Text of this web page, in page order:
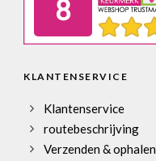
KLANTENSERVICE
Klantenservice
routebeschrijving
Verzenden & ophalen